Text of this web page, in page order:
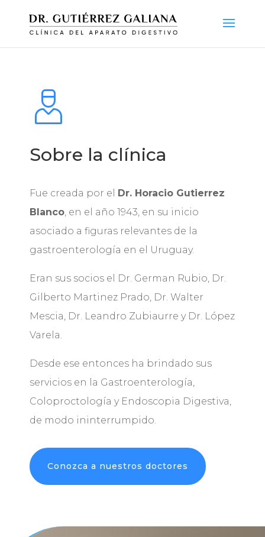
Sobre la clínica
Fue creada por el Dr. Horacio Gutierrez
Blanco, en el año 1943, en su inicio
asociado a figuras relevantes de la
gastroenterología en el Uruguay.
Eran sus socios el Dr. German Rubio, Dr.
Gilberto Martinez Prado, Dr. Walter
Mescia, Dr. Leandro Zubiaurre y Dr. López
Varela.
Desde ese entonces ha brindado sus
servicios en la Gastroenterología,
Coloproctología y Endoscopia Digestiva,
de modo ininterrumpido.
Conozca a nuestros doctores